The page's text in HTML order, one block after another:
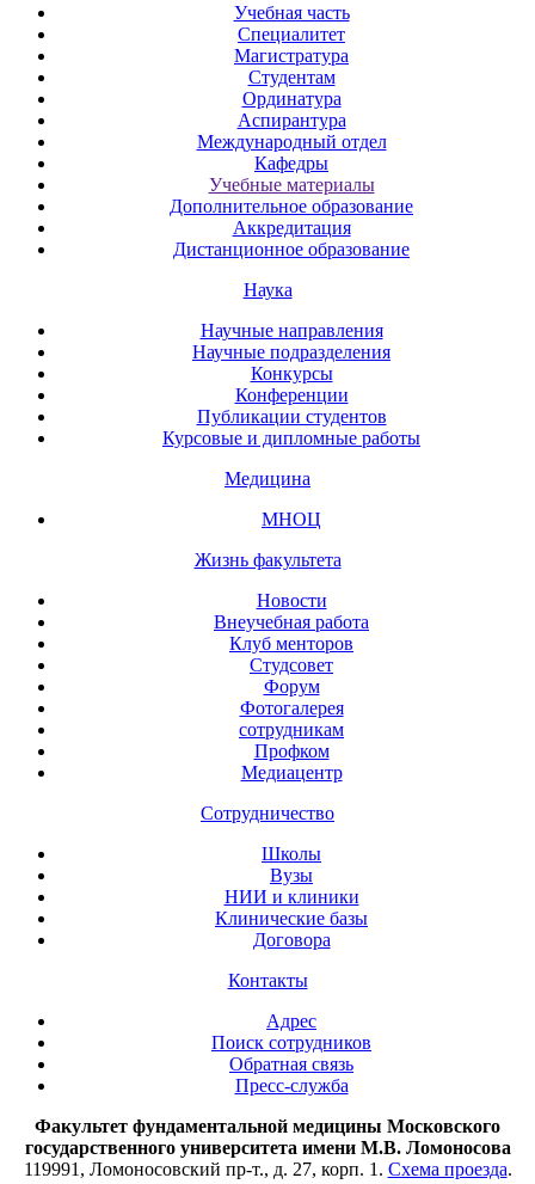
Учебная часть
Специалитет
Магистратура
Студентам
Ординатура
Аспирантура
Международный отдел
Кафедры
Учебные материалы
Дополнительное образование
Аккредитация
Дистанционное образование
Наука
Научные направления
Научные подразделения
Конкурсы
Конференции
Публикации студентов
Курсовые и дипломные работы
Медицина
МНОЦ
Жизнь факультета
Новости
Внеучебная работа
Клуб менторов
Студсовет
Форум
Фотогалерея
сотрудникам
Профком
Медиацентр
Сотрудничество
Школы
Вузы
НИИ и клиники
Клинические базы
Договора
Контакты
Адрес
Поиск сотрудников
Обратная связь
Пресс-служба
Факультет фундаментальной медицины Московского
государственного университета имени М.В. Ломоносова
119991, Ломоносовский пр-т., д. 27, корп. 1. Схема проезда.